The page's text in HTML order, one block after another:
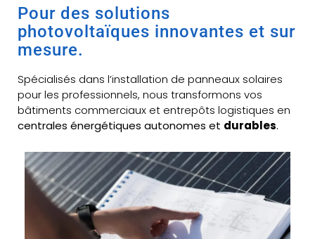
Pour des solutions
photovoltaïques innovantes et sur
mesure.
Spécialisés dans l’installation de panneaux solaires
pour les professionnels, nous transformons vos
bâtiments commerciaux et entrepôts logistiques en
centrales énergétiques autonomes et durables.